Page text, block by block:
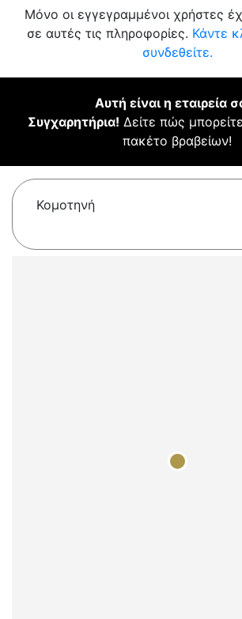
Μόνο οι εγγεγραμμένοι χρήστες
σε αυτές τις πληροφορίες. Κάντε
συνδεθείτε.
Αυτή είναι η εταιρεία
Συγχαρητήρια! Δείτε πώς
πακέτο βραβείων!
Κομοτηνή